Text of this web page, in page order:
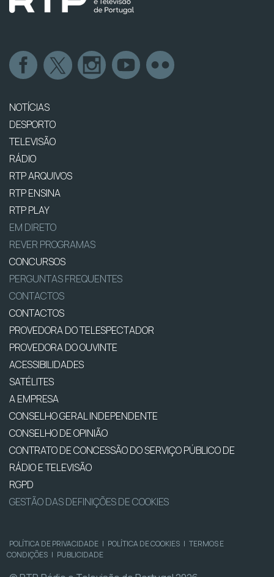
NOTÍCIAS
DESPORTO
TELEVISÃO
RÁDIO
RTP ARQUIVOS
RTP ENSINA
RTP PLAY
EM DIRETO
REVER PROGRAMAS
CONCURSOS
PERGUNTAS FREQUENTES
CONTACTOS
CONTACTOS
PROVEDORA DO TELESPECTADOR
PROVEDORA DO OUVINTE
ACESSIBILIDADES
SATÉLITES
A EMPRESA
CONSELHO GERAL INDEPENDENTE
CONSELHO DE OPINIÃO
CONTRATO DE CONCESSÃO DO SERVIÇO PÚBLICO DE
RÁDIO E TELEVISÃO
RGPD
GESTÃO DAS DEFINIÇÕES DE COOKIES
POLÍTICA DE PRIVACIDADE | POLÍTICA DE COOKIES | TERMOS E
CONDIÇÕES | PUBLICIDADE